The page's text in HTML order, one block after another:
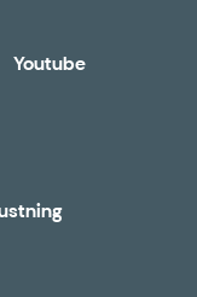
Youtube